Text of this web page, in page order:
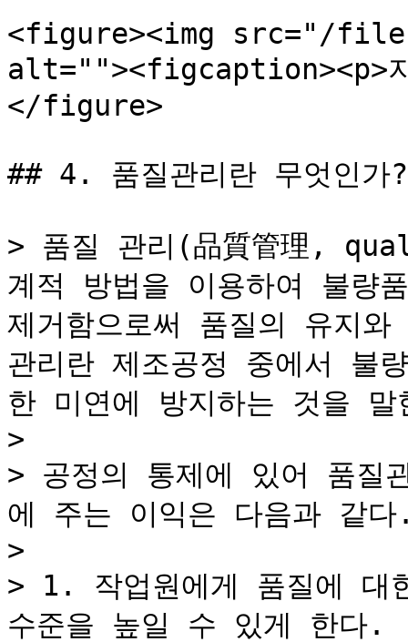
<figure><img src="/files/
alt=""><figcaption><p>
</figure>
## 4. 품질관리란 무엇인가?
> 품질 관리(品質管理,
계적 방법을 이용하여 불량
제거함으로써 품질의 유지
관리란 제조공정 중에서 불
한 미연에 방지하는 것을 말
>
> 공정의 통제에 있어 품질
에 주는 이익은 다음과 같
>
> 1. 작업원에게 품질에 대
수준을 높일 수 있게 한다.